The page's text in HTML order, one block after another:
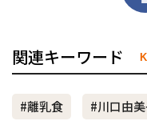
関連キーワード
#離乳食 #川口由